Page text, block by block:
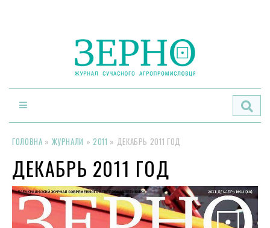
ГОЛОВНА » ЖУРНАЛИ »2011 » ДЕКАБРЬ 2011 ГОД
ДЕКАБРЬ 2011 ГОД